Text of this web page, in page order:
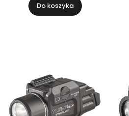
Do koszyka